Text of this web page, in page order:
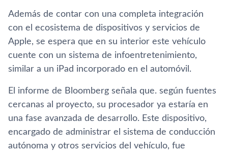
Además de contar con una completa integración
con el ecosistema de dispositivos y servicios de
Apple, se espera que en su interior este vehículo
cuente con un sistema de infoentretenimiento,
similar a un iPad incorporado en el automóvil.
El informe de Bloomberg señala que. según fuentes
cercanas al proyecto, su procesador ya estaría en
una fase avanzada de desarrollo. Este dispositivo,
encargado de administrar el sistema de conducción
autónoma y otros servicios del vehículo, fue